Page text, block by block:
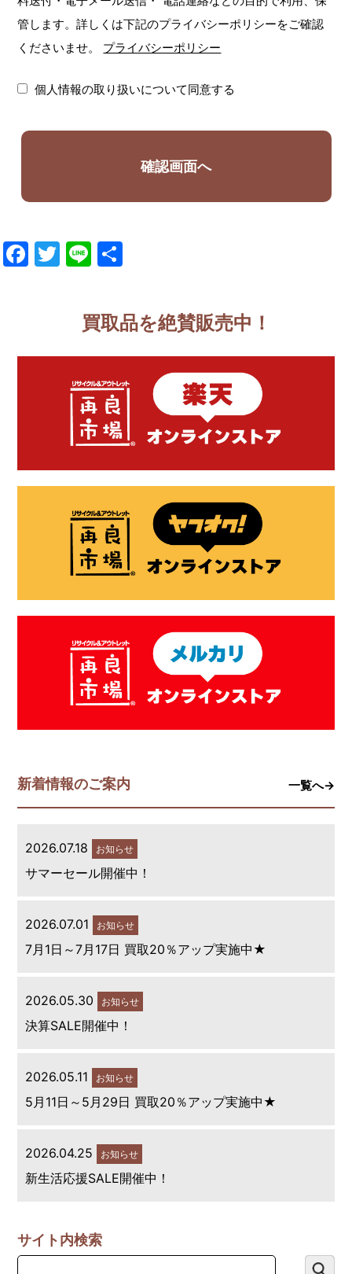
管します。詳しくは下記のプライバシーポリシーをご確認
くださいませ。
プライバシーポリシー
個人情報の取り扱いについて同意する
Facebook
Twitter
Line
買取品を絶賛販売中！
新着情報のご案内 一覧へ→
2026.07.18 お知らせ
サマーセール開催中！
2026.07.01 お知らせ
7月1日～7月17日 買取20％アップ実施中★
2026.05.30 お知らせ
決算SALE開催中！
2026.05.11 お知らせ
5月11日～5月29日 買取20％アップ実施中★
2026.04.25 お知らせ
新生活応援SALE開催中！
サイト内検索